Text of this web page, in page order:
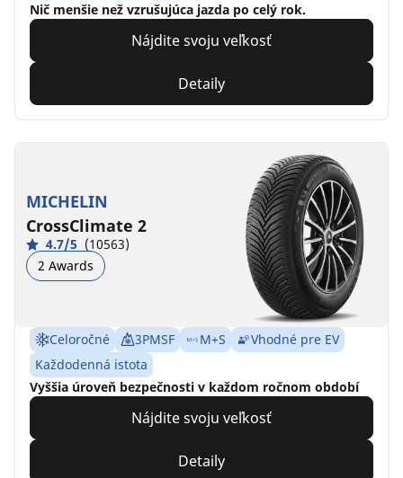
Nič menšie než vzrušujúca jazda po celý rok.
Nájdite svoju veľkosť
Detaily
MICHELIN
CrossClimate 2
4.7/5 (10563)
2 Awards
Celoročné 3PMSF M+S
Vhodné pre EV
Každodenná istota
Vyššia úroveň bezpečnosti v každom ročnom období
Nájdite svoju veľkosť
Detaily